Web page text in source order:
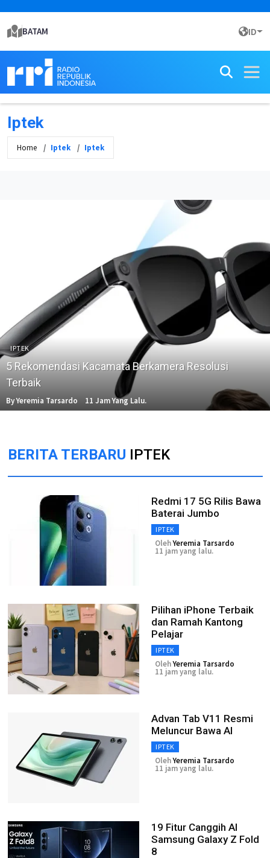
BATAM ID
Iptek
Home Iptek Iptek
IPTEK
5 Rekomendasi Kacamata Berkamera Resolusi
Terbaik
By Yeremia Tarsardo 11 Jam Yang Lalu.
BERITA TERBARU IPTEK
Redmi 17 5G Rilis Bawa
Baterai Jumbo
IPTEK
OlehYeremia Tarsardo
11 jam yang lalu.
Pilihan iPhone Terbaik
dan Ramah Kantong
Pelajar
IPTEK
OlehYeremia Tarsardo
11 jam yang lalu.
Advan Tab V11 Resmi
Meluncur Bawa AI
IPTEK
OlehYeremia Tarsardo
11 jam yang lalu.
19 Fitur Canggih AI
Samsung Galaxy Z Fold
8